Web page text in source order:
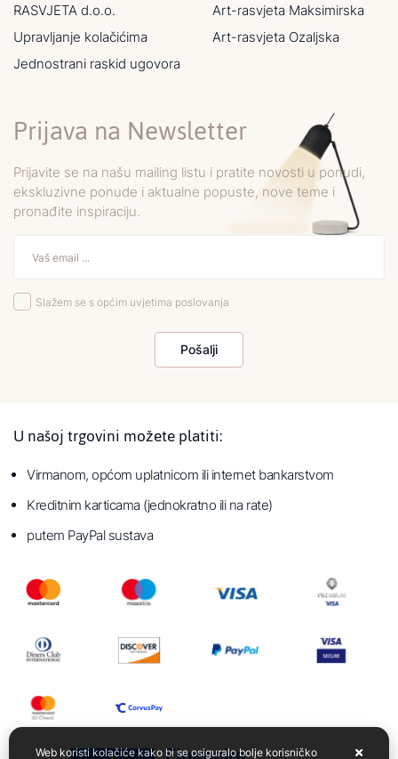
RASVJETA d.o.o.
Upravljanje kolačićima
Jednostrani raskid ugovora
Art-rasvjeta Maksimirska
Art-rasvjeta Ozaljska
Prijava na Newsletter
Prijavite se na našu mailing listu i pratite novosti u ponudi,
ekskluzivne ponude i aktualne popuste, nove teme i
pronađite inspiraciju.
Slažem se s općim uvjetima poslovanja
Pošalji
U našoj trgovini možete platiti:
Virmanom, općom uplatnicom ili internet bankarstvom
Kreditnim karticama (jednokratno ili na rate)
putem PayPal sustava
Web koristi kolačiće kako bi se osiguralo bolje korisničko